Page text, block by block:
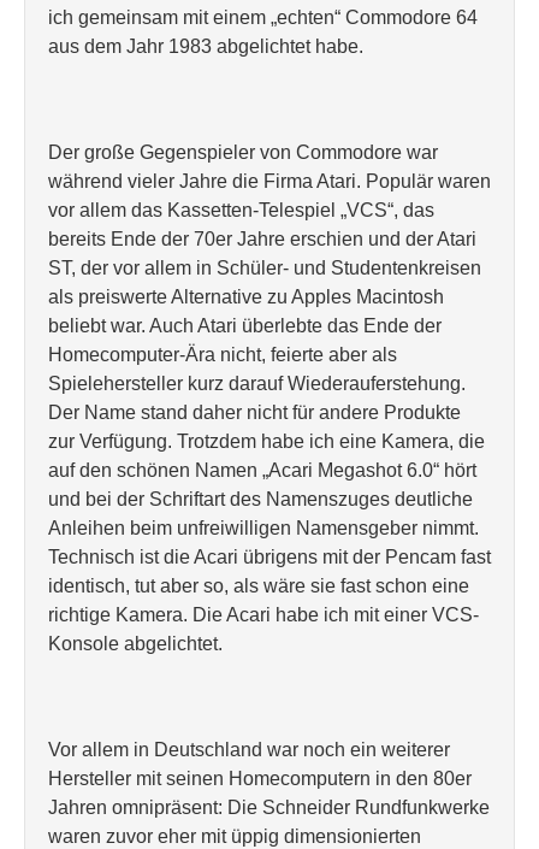
ich gemeinsam mit einem „echten“ Commodore 64
aus dem Jahr 1983 abgelichtet habe.
Der große Gegenspieler von Commodore war
während vieler Jahre die Firma Atari. Populär waren
vor allem das Kassetten-Telespiel „VCS“, das
bereits Ende der 70er Jahre erschien und der Atari
ST, der vor allem in Schüler- und Studentenkreisen
als preiswerte Alternative zu Apples Macintosh
beliebt war. Auch Atari überlebte das Ende der
Homecomputer-Ära nicht, feierte aber als
Spielehersteller kurz darauf Wiederauferstehung.
Der Name stand daher nicht für andere Produkte
zur Verfügung. Trotzdem habe ich eine Kamera, die
auf den schönen Namen „Acari Megashot 6.0“ hört
und bei der Schriftart des Namenszuges deutliche
Anleihen beim unfreiwilligen Namensgeber nimmt.
Technisch ist die Acari übrigens mit der Pencam fast
identisch, tut aber so, als wäre sie fast schon eine
richtige Kamera. Die Acari habe ich mit einer VCS-
Konsole abgelichtet.
Vor allem in Deutschland war noch ein weiterer
Hersteller mit seinen Homecomputern in den 80er
Jahren omnipräsent: Die Schneider Rundfunkwerke
waren zuvor eher mit üppig dimensionierten